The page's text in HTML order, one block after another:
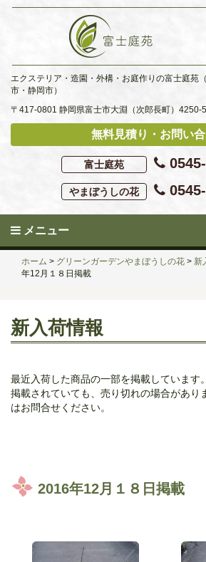
Skip
エクステリア・造園・外構・お庭作りの富士庭苑
市・静岡市）
〒417-0801 静岡県富士市大淵（次郎長町）4250-5
無料見積り・お問い
富士庭苑
やまぼうしの花
メニュー
ホーム > グリーンガーデンやまぼうしの花 > 新
年12月１８日掲載
新入荷情報
最近入荷した商品の一部を掲載しています
掲載されていても、売り切れの場合があり
はお問合せください。
2016年12月１８日掲載